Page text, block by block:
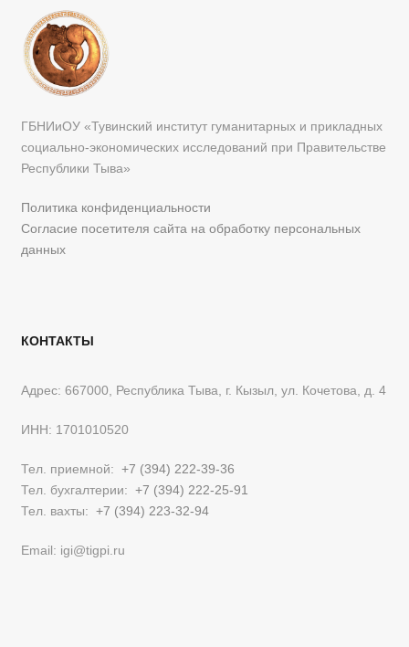
ГБНИиОУ «Тувинский институт гуманитарных и прикладных
социально-экономических исследований при Правительстве
Республики Тыва»
Политика конфиденциальности
Согласие посетителя сайта на обработку персональных
данных
КОНТАКТЫ
Адрес: 667000, Республика Тыва, г. Кызыл, ул. Кочетова, д. 4
ИНН: 1701010520
Тел. приемной: +7 (394) 222-39-36
Тел. бухгалтерии: +7 (394) 222-25-91
Тел. вахты: +7 (394) 223-32-94
Email: igi@tigpi.ru